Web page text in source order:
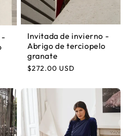
-
Invitada de invierno -
Abrigo de terciopelo
granate
Precio habitual
$272.00 USD